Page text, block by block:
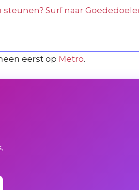
Surf naar
eerst op Metro.